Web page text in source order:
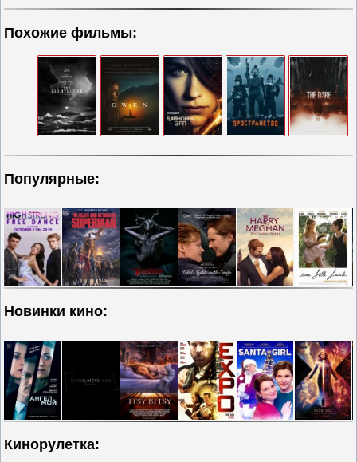
Похожие фильмы:
Популярные:
Новинки кино:
Кинорулетка: